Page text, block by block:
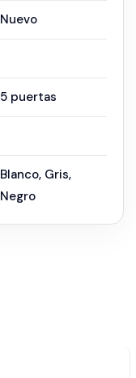
Nuevo
5 puertas
Blanco, Gris,
Negro